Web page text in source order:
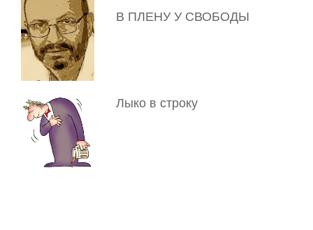
В ПЛЕНУ У СВОБОДЫ
Лыко в строку